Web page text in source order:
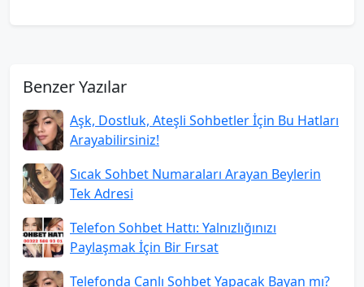
Benzer Yazılar
Aşk, Dostluk, Ateşli Sohbetler İçin Bu Hatları
Arayabilirsiniz!
Sıcak Sohbet Numaraları Arayan Beylerin
Tek Adresi
Telefon Sohbet Hattı: Yalnızlığınızı
Paylaşmak İçin Bir Fırsat
Telefonda Canlı Sohbet Yapacak Bayan mı?